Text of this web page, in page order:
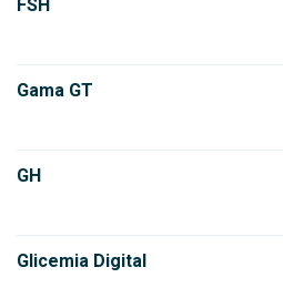
FSH
Gama GT
GH
Glicemia Digital